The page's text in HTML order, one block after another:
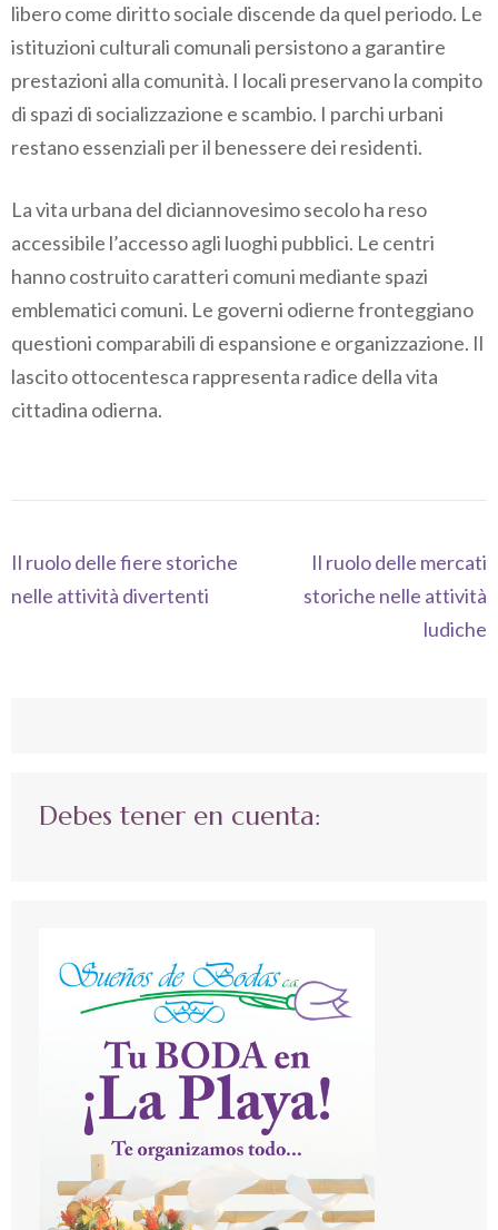
libero come diritto sociale discende da quel periodo. Le
istituzioni culturali comunali persistono a garantire
prestazioni alla comunità. I locali preservano la compito
di spazi di socializzazione e scambio. I parchi urbani
restano essenziali per il benessere dei residenti.
La vita urbana del diciannovesimo secolo ha reso
accessibile l’accesso agli luoghi pubblici. Le centri
hanno costruito caratteri comuni mediante spazi
emblematici comuni. Le governi odierne fronteggiano
questioni comparabili di espansione e organizzazione. Il
lascito ottocentesca rappresenta radice della vita
cittadina odierna.
Navegación
de
Il ruolo delle fiere storiche
nelle attività divertenti
Il ruolo delle mercati
storiche nelle attività
ludiche
Debes tener en cuenta: